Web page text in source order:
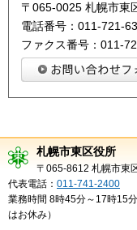
〒065-0025 札幌市東
電話番号：011-721-
ファクス番号：011-
札幌市東区役所
〒065-8612 札幌市東
代表電話： 011-741-2400
業務時間 8時45分～17時15
はお休み）